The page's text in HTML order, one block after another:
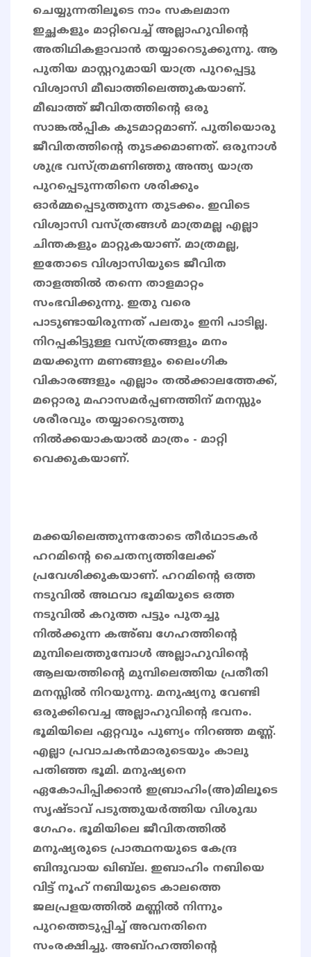
ചെയ്യുന്നതിലൂടെ നാം സകലമാന
ഇച്ഛകളും മാറ്റിവെച്ച് അല്ലാഹുവിന്‍റെ
അതിഥികളാവാൻ തയ്യാറെടുക്കുന്നു. ആ
പുതിയ മാസ്റ്ററുമായി യാത്ര പുറപ്പെട്ടു
വിശ്വാസി മീഖാത്തിലെത്തുകയാണ്.
മീഖാത്ത് ജീവിതത്തിന്റെ ഒരു
സാങ്കൽപ്പിക കുടമാറ്റമാണ്. പുതിയൊരു
ജീവിതത്തിന്റെ തുടക്കമാണത്. ഒരുനാൾ
ശുഭ്ര വസ്ത്രമണിഞ്ഞു അന്ത്യ യാത്ര
പുറപ്പെടുന്നതിനെ ശരിക്കും
ഓർമ്മപ്പെടുത്തുന്ന തുടക്കം. ഇവിടെ
വിശ്വാസി വസ്ത്രങ്ങൾ മാത്രമല്ല എല്ലാ
ചിന്തകളും മാറ്റുകയാണ്. മാത്രമല്ല,
ഇതോടെ വിശ്വാസിയുടെ ജീവിത
താളത്തിൽ തന്നെ താളമാറ്റം
സംഭവിക്കുന്നു. ഇതു വരെ
പാടുണ്ടായിരുന്നത് പലതും ഇനി പാടില്ല.
നിറപ്പകിട്ടുള്ള വസ്ത്രങ്ങളും മനം
മയക്കുന്ന മണങ്ങളും ലൈംഗിക
വികാരങ്ങളും എല്ലാം തൽക്കാലത്തേക്ക്,
മറ്റൊരു മഹാസമർപ്പണത്തിന് മനസ്സും
ശരീരവും തയ്യാറെടുത്തു
നിൽക്കയാകയാൽ മാത്രം - മാറ്റി
വെക്കുകയാണ്.
മക്കയിലെത്തുന്നതോടെ തീർഥാടകർ
ഹറമിന്‍റെ ചൈതന്യത്തിലേക്ക്
പ്രവേശിക്കുകയാണ്. ഹറമിന്റെ ഒത്ത
നടുവിൽ അഥവാ ഭൂമിയുടെ ഒത്ത
നടുവിൽ കറുത്ത പട്ടും പുതച്ചു
നിൽക്കുന്ന കഅ്ബ ഗേഹത്തിന്റെ
മുമ്പിലെത്തുമ്പോൾ അല്ലാഹുവിന്റെ
ആലയത്തിന്റെ മുമ്പിലെത്തിയ പ്രതീതി
മനസ്സിൽ നിറയുന്നു. മനുഷ്യനു വേണ്ടി
ഒരുക്കിവെച്ച അല്ലാഹുവിന്റെ ഭവനം.
ഭൂമിയിലെ ഏറ്റവും പുണ്യം നിറഞ്ഞ മണ്ണ്.
എല്ലാ പ്രവാചകൻമാരുടെയും കാലു
പതിഞ്ഞ ഭൂമി. മനുഷ്യനെ
ഏകോപിപ്പിക്കാൻ ഇബ്രാഹിം(അ)മിലൂടെ
സൃഷ്ടാവ് പടുത്തുയർത്തിയ വിശുദ്ധ
ഗേഹം. ഭൂമിയിലെ ജീവിതത്തിൽ
മനുഷ്യരുടെ പ്രാത്ഥനയുടെ കേന്ദ്ര
ബിന്ദുവായ ഖിബ്‌ല. ഇബാഹിം നബിയെ
വിട്ട് നൂഹ് നബിയുടെ കാലത്തെ
ജലപ്രളയത്തിൽ മണ്ണിൽ നിന്നും
പുറത്തെടുപ്പിച്ച് അവനതിനെ
സംരക്ഷിച്ചു. അബ്റഹത്തിന്റെ